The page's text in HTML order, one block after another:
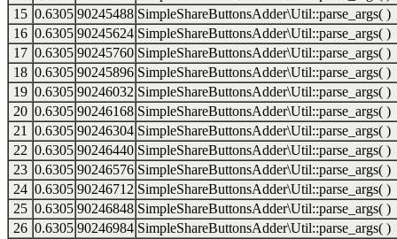
15 0.6305 90245488 SimpleShareButtonsAdder\Util::parse_args( )
16 0.6305 90245624 SimpleShareButtonsAdder\Util::parse_args( )
17 0.6305 90245760 SimpleShareButtonsAdder\Util::parse_args( )
18 0.6305 90245896 SimpleShareButtonsAdder\Util::parse_args( )
19 0.6305 90246032 SimpleShareButtonsAdder\Util::parse_args( )
20 0.6305 90246168 SimpleShareButtonsAdder\Util::parse_args( )
21
0.6305 90246304 SimpleShareButtonsAdder\Util::parse_args( )
22 0.6305 90246440 SimpleShareButtonsAdder\Util::parse_args( )
23 0.6305 90246576 SimpleShareButtonsAdder\Util::parse_args( )
24 0.6305 90246712 SimpleShareButtonsAdder\Util::parse_args( )
25 0.6305 90246848 SimpleShareButtonsAdder\Util::parse_args( )
26 0.6305 90246984 SimpleShareButtonsAdder\Util::parse_args( )